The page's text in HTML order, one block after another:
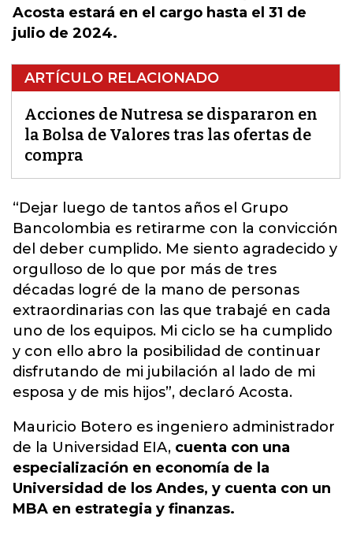
Acosta estará en el cargo hasta el 31 de
julio de 2024.
ARTÍCULO RELACIONADO
Acciones de Nutresa se dispararon en
la Bolsa de Valores tras las ofertas de
compra
“Dejar luego de tantos años el Grupo
Bancolombia es retirarme con la convicción
del deber cumplido. Me siento agradecido y
orgulloso de lo que por más de tres
décadas logré de la mano de personas
extraordinarias con las que trabajé en cada
uno de los equipos. Mi ciclo se ha cumplido
y con ello abro la posibilidad de continuar
disfrutando de mi jubilación al lado de mi
esposa y de mis hijos”, declaró Acosta.
Mauricio Botero es ingeniero administrador
de la Universidad EIA, cuenta con una
especialización en economía de la
Universidad de los Andes, y cuenta con un
MBA en estrategia y finanzas.